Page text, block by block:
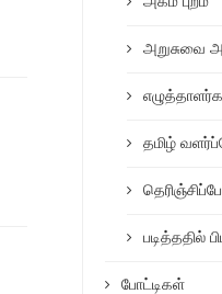
அறுசுவை
தமிழ்
படித்ததில்
போட்டிகள்